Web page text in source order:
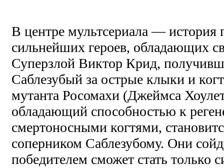
В центре мультсериала — история
сильнейших героев, обладающих
Суперзлой Виктор Крид,
Саблезубый за острые клыки и
мутанта Росомахи (Джеймса
обладающий способностью к
смертоносными когтями,
соперником Саблезубому. Они
победителем сможет стать